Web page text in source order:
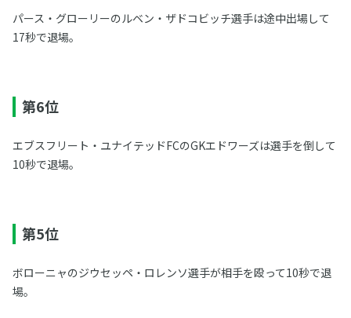
パース・グローリーのルベン・ザドコビッチ選手は途中出場して
17秒で退場。
第6位
エブスフリート・ユナイテッドFCのGKエドワーズは選手を倒して
10秒で退場。
第5位
ボローニャのジウセッペ・ロレンソ選手が相手を殴って10秒で退
場。